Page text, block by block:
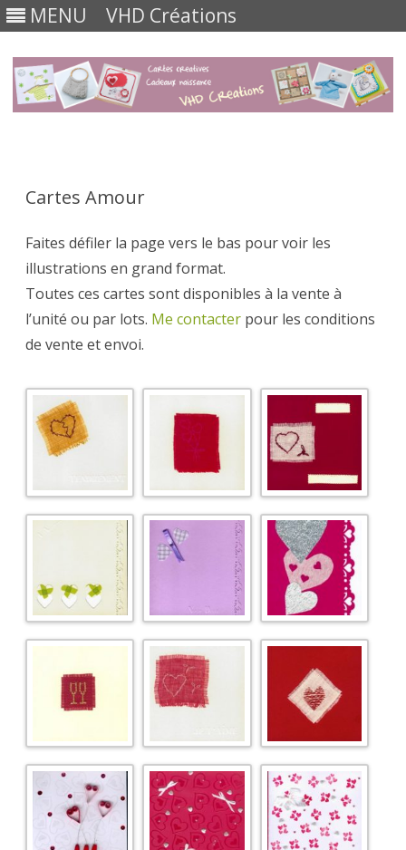
MENU VHD Créations
Cartes Amour
Faites défiler la page vers le bas pour voir les
illustrations en grand format.
Toutes ces cartes sont disponibles à la vente à
l’unité ou par lots. Me contacter pour les conditions
de vente et envoi.